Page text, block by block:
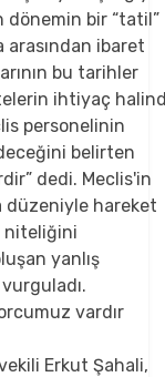
vardır
Erkut Şahali,